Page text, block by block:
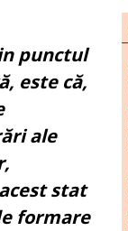
punctul
este că,
ale
stat
formare